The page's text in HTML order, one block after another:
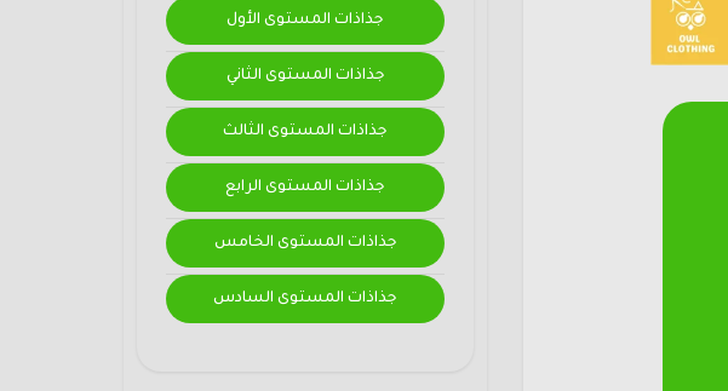
جذاذات المستوى الأول
جذاذات المستوى الثاني
جذاذات المستوى الثالث
جذاذات المستوى الرابع
جذاذات المستوى الخامس
جذاذات المستوى السادس